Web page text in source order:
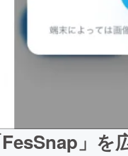
」を